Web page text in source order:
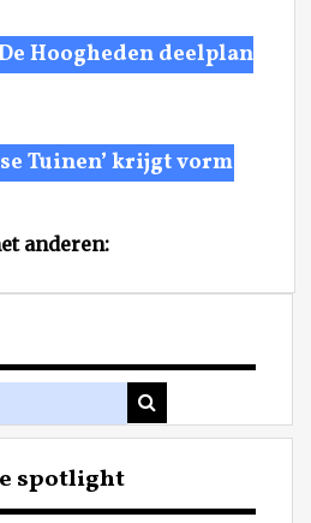
Hoogheden deelplan
Tuinen’ krijgt vorm
anderen:
spotlight